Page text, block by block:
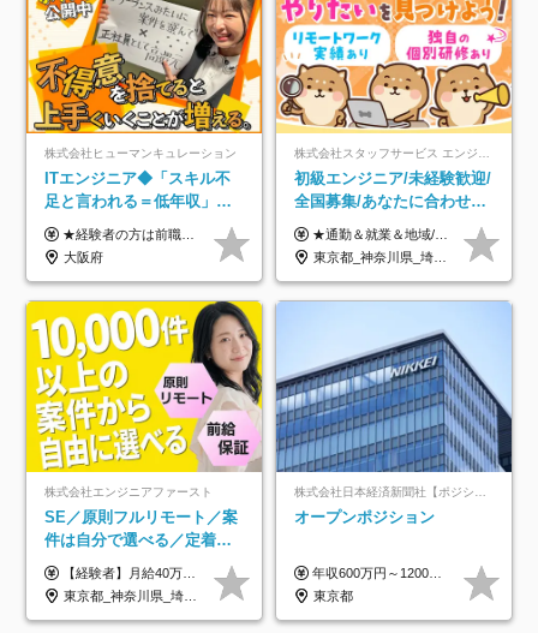
株式会社ヒューマンキュレーション
ITエンジニア◆「スキル不
足と言われる＝低年収」で
はない！｜ 不安を克服し、
年収アップした社員の実例
★経験者の方は前職の年収以上を保証します ★案件単価を開示した上で80％以上を還元します 月給25万円以上＋賞与年2回 ※経験や能力を考慮の上で優遇します ※試用期間が3ヶ月(その間の給与・待遇・雇用形態に変更はありません) ※月給には月20時間分のみなし残業手当(5万円)を含みます(超過分は別途支給) ★残業平均は月10時間以下ですので、毎月10時間分程度はお得です！
大阪府
株式会社スタッフサービス エンジニアリング事業本部
初級エンジニア/未経験歓迎/
全国募集/あなたに合わせた
オリジナル研修をご用
意/AI・IoT/残業平均8時間
★通勤＆就業＆地域/住宅＆役職手当あり ★残業代は全額支給 ★選べる給与制度あり！ ■東京・神奈川・千葉・埼玉勤務の場合 月給24.5万円～55万円＋諸手当 （残業代は全額支給） (20,000円の地域/住宅手当込み) ■愛知・京都・大阪・兵庫勤務の場合 月給24万円以上＋諸手当 （残業代は全額支給） (15,000円の地域/住宅手当込み) ■茨城・栃木・群馬・静岡・三重・滋賀・広島・福岡勤務の場合 月給23.5万円以上＋諸手当 （残業代は全額支給） (10,000円の地域/住宅手当込み) ■北海道・宮城・山梨・長野・岐阜・奈良・和歌山・岡山勤務の場合 月給23万円以上＋諸手当 （残業代は全額支給） (5,000円の地域/住宅手当込み) ■その他のエリア勤務の場合 月給22.5万円以上＋諸手当 （残業代は全額支給） ※経験や能力を考慮し、当社規定により優遇します 【昇給：年一回実施】 【選べる給与制度】 ★収入を重視する方に… 「変動型人事制度」の選択も可能（派遣先からの評価に応じて収入アップ！） ※年2回のタイミングで希望者と面談の上決定します。
東京都_神奈川県_埼玉県_千葉県_大阪府_愛知県_北海道_岩手県_宮城県_山形県_福島県_茨城県_栃木県_群馬県_山梨県_長野県_富山県_石川県_静岡県_岐阜県_三重県_兵庫県_京都府_滋賀県_奈良県_広島県_岡山県_山口県_愛媛県_福岡県_熊本県_長崎県
株式会社エンジニアファースト
SE／原則フルリモート／案
件は自分で選べる／定着率
93%／20～30代活躍中！
【経験者】月給40万円～120万円(固定残業代含む)+各種手当 ★前職給与の総収入額を100％保証｜還元率84％〜100％ ★20代の平均年収570万円 ※月給には、みなし残業手当(月30時間／5万8000円以上)を含みます 超過分は別途追加支給 ※固定残業代は、時間外労働の有無に関わらず30時間分を、月5万8000円~15万7000円支給 ※上記を超える時間外労働分は追加で支給 【未経験者】月給21万円以上＋各種手当 固定残業なし(残業代発生分全額支給) ※6ヶ月の試用期間あり（※条件に変動なし） ▼単価連動性×還元率は84％～100％で収入の大幅UPが可能！ ・案件単価が月50万円の場合：年収417万円 ・案件単価が月70万円の場合：年収584万円 ・案件単価が月100万円の場合：年収834万円 ＜モデル年収＞ ▼400万円～500万円(入社初年度) ▼542万円～626万円(入社2年) ▼667万円～700万円(入社3年） ▼709万円～801万円(入社5年）
東京都_神奈川県_埼玉県_千葉県_大阪府_愛知県_北海道_青森県_岩手県_宮城県_秋田県_山形県_福島県_茨城県_栃木県_群馬県_新潟県_山梨県_長野県_富山県_石川県_福井県_静岡県_岐阜県_三重県_兵庫県_京都府_滋賀県_奈良県_和歌山県_広島県_岡山県_鳥取県_島根県_山口県_徳島県_香川県_愛媛県_高知県_福岡県_熊本県_佐賀県_長崎県_大分県_宮崎県_鹿児島県_沖縄県
株式会社日本経済新聞社【ポジションマッチ登録】
オープンポジション
年収600万円～1200万円 ※上記年収は、想定年収です。住居費補助、子手当などの各種手当を含む金額です。 ※経験・能力等を考慮の上、当社規定により決定します。
東京都